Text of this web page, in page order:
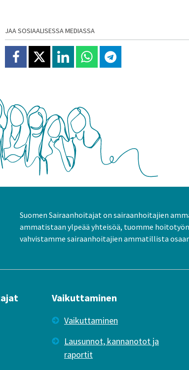
JAA SOSIAALISESSA MEDIASSA
Jaa Facebookissa
Jaa X:ssäJaa Linkedinissä
Jaa Whatsappissa
Jaa Telegramissa
Suomen Sairaanhoitajat on sairaanhoitajien
ammatistaan ylpeää yhteisöä, tuomme
vahvistamme sairaanhoitajien ammatillista
Vaikuttaminen
Vaikuttaminen
Lausunnot, kannanotot ja
raportit